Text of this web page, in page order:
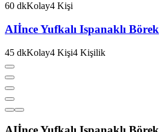
60 dkKolay4 Kişi
AIİnce Yufkalı Ispanaklı Börek
45 dkKolay4 Kişi4 Kişilik